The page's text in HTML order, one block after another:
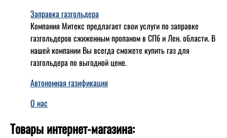
Заправка газгольдера
Компания Митекс предлагает свои услуги по заправке
газгольдеров сжиженным пропаном в СПб и Лен. области. В
нашей компании Вы всегда сможете купить газ для
газгольдера по выгодной цене.
Автономная газификация
О нас
Товары интернет-магазина: